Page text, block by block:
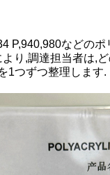
P,940,980などの
り,調達担当者は,
1つずつ整理します.